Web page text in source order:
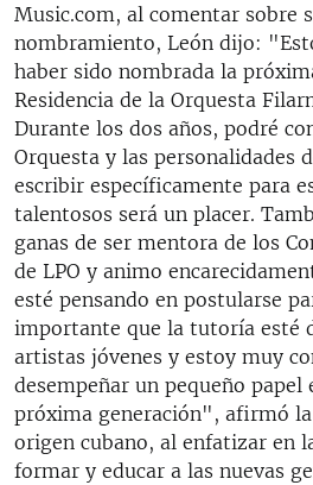
Music.com, al comentar sobre
nombramiento, León dijo:
haber sido nombrada la
Residencia de la Orquesta
Durante los dos años, podré
Orquesta y las personalidades
escribir específicamente para
talentosos será un placer.
ganas de ser mentora de los
de LPO y animo
esté pensando en postularse
importante que la tutoría esté
artistas jóvenes y estoy muy
desempeñar un pequeño papel
próxima generación", afirmó
origen cubano, al enfatizar en
formar y educar a las nuevas